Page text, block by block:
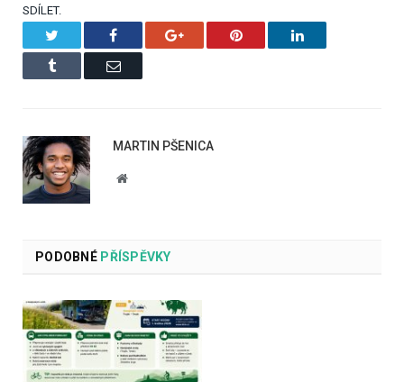
SDÍLET.
Facebook Google+ Pinterest LinkedIn
Tumblr Email
MARTIN PŠENICA
Website
PODOBNÉPŘÍSPĚVKY